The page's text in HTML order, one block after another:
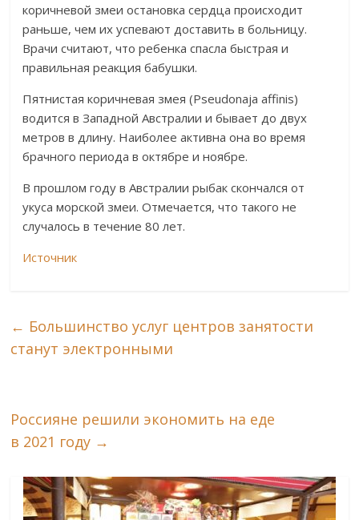
коричневой змеи остановка сердца происходит
раньше, чем их успевают доставить в больницу.
Врачи считают, что ребенка спасла быстрая и
правильная реакция бабушки.
Пятнистая коричневая змея (Pseudonaja affinis)
водится в Западной Австралии и бывает до двух
метров в длину. Наиболее активна она во время
брачного периода в октябре и ноябре.
В прошлом году в Австралии рыбак скончался от
укуса морской змеи. Отмечается, что такого не
случалось в течение 80 лет.
Источник
← Большинство услуг центров занятости
станут электронными
Россияне решили экономить на еде
в 2021 году →